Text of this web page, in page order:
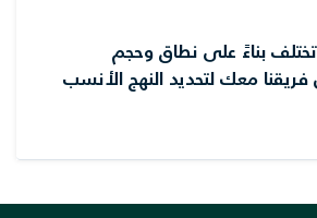
بناءً على نطاق وحجم
معك لتحديد النهج الأنسب